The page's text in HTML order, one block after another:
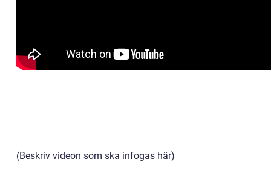
(Beskriv videon som ska infogas här)